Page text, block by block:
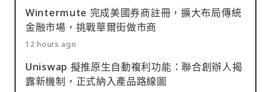
Wintermute 完成美國券商註冊，擴大布局傳統
金融市場，挑戰華爾街做市商
12 hours ago
Uniswap 擬推原生自動複利功能：聯合創辦人揭
露新機制，正式納入產品路線圖